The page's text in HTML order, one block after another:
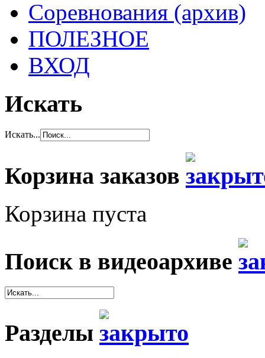
Соревнования (архив)
ПОЛЕЗНОЕ
ВХОД
Искать
Искать...
Корзина заказов
Корзина пуста
Поиск в видеоархиве
Разделы